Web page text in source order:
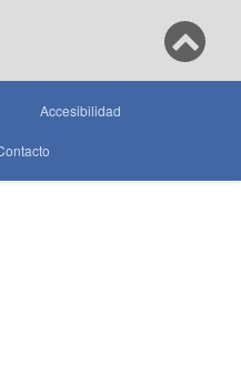
Accesibilidad